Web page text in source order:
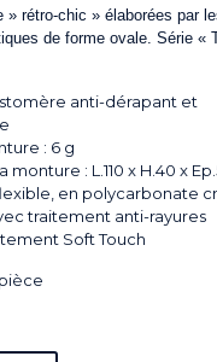
» rétro-chic » élaborées par
de forme ovale. Série «
anti-dérapant et
: 6 g
monture : L.110 x H.40 x
en polycarbonate
traitement anti-rayures
Soft Touch